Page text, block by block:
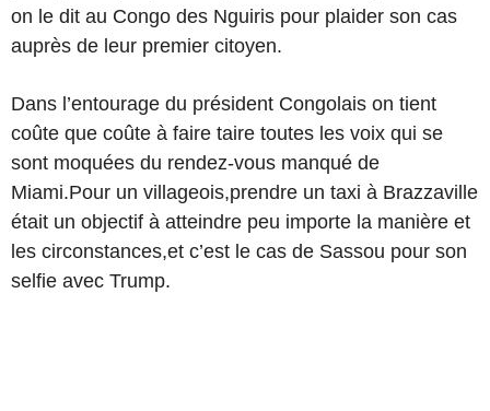
on le dit au Congo des Nguiris pour plaider son cas
auprès de leur premier citoyen.
Dans l’entourage du président Congolais on tient
coûte que coûte à faire taire toutes les voix qui se
sont moquées du rendez-vous manqué de
Miami.Pour un villageois,prendre un taxi à Brazzaville
était un objectif à atteindre peu importe la manière et
les circonstances,et c’est le cas de Sassou pour son
selfie avec Trump.